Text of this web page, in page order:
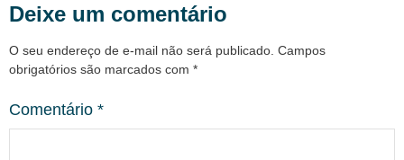
Deixe um comentário
O seu endereço de e-mail não será publicado. Campos
obrigatórios são marcados com *
Comentário *